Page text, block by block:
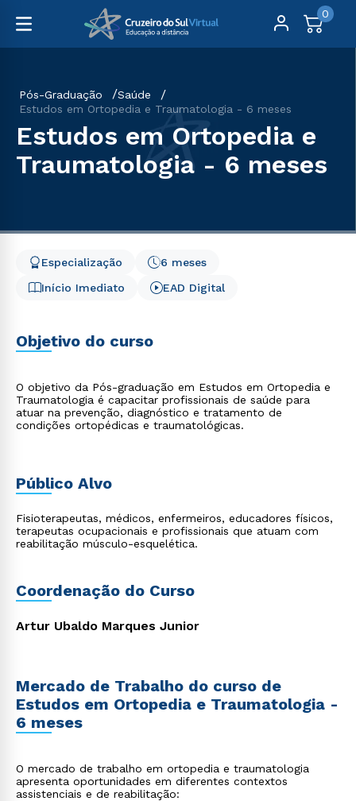
0
Pós-Graduação
Saúde
Estudos em Ortopedia e Traumatologia - 6 meses
Estudos em Ortopedia e
Traumatologia - 6 meses
Início Imediato
6 meses
Especialização
EAD Digital
Objetivo do curso
O objetivo da Pós-graduação em Estudos em Ortopedia e
Traumatologia é capacitar profissionais de saúde para
atuar na prevenção, diagnóstico e tratamento de
condições ortopédicas e traumatológicas.
Público Alvo
Fisioterapeutas, médicos, enfermeiros, educadores físicos,
terapeutas ocupacionais e profissionais que atuam com
reabilitação músculo-esquelética.
Coordenação do Curso
Artur Ubaldo Marques Junior
Mercado de Trabalho do curso de
Estudos em Ortopedia e Traumatologia -
6 meses
O mercado de trabalho em ortopedia e traumatologia
apresenta oportunidades em diferentes contextos
assistenciais e de reabilitação: